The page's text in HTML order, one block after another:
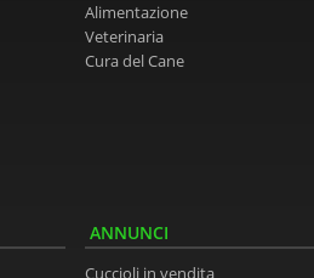
Alimentazione
Veterinaria
Cura del Cane
ANNUNCI